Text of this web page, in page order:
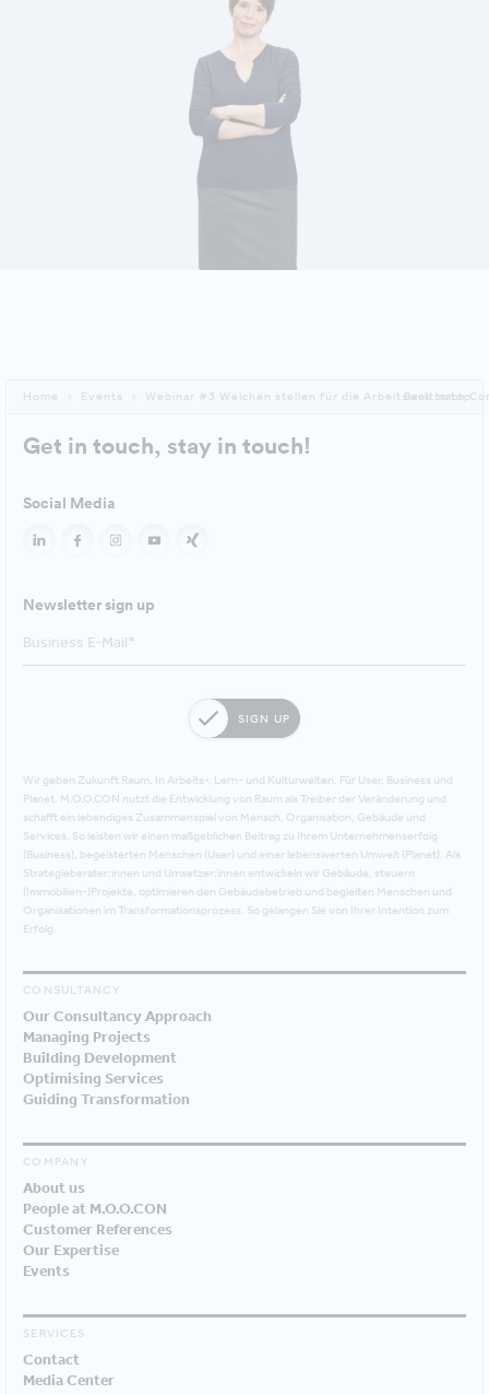
Home Events Webinar #3 Weichen stellen für die Arbeitswelt nach
Back to top
Get in touch, stay in touch!
Social Media
Newsletter sign up
SIGN UP
Wir geben Zukunft Raum. In Arbeits-, Lern- und Kulturwelten. Für User, Business und
Planet. M.O.O.CON nutzt die Entwicklung von Raum als Treiber der Veränderung und
schafft ein lebendiges Zusammenspiel von Mensch, Organisation, Gebäude und
Services. So leisten wir einen maßgeblichen Beitrag zu Ihrem Unternehmenserfolg
(Business), begeisterten Menschen (User) und einer lebenswerten Umwelt (Planet). Als
Strategieberater:innen und Umsetzer:innen entwickeln wir Gebäude, steuern
(Immobilien-)Projekte, optimieren den Gebäudebetrieb und begleiten Menschen und
Organisationen im Transformationsprozess. So gelangen Sie von Ihrer Intention zum
Erfolg.
CONSULTANCY
Our Consultancy Approach
Managing Projects
Building Development
Optimising Services
Guiding Transformation
COMPANY
About us
People at M.O.O.CON
Customer References
Our Expertise
Events
SERVICES
Contact
Media Center